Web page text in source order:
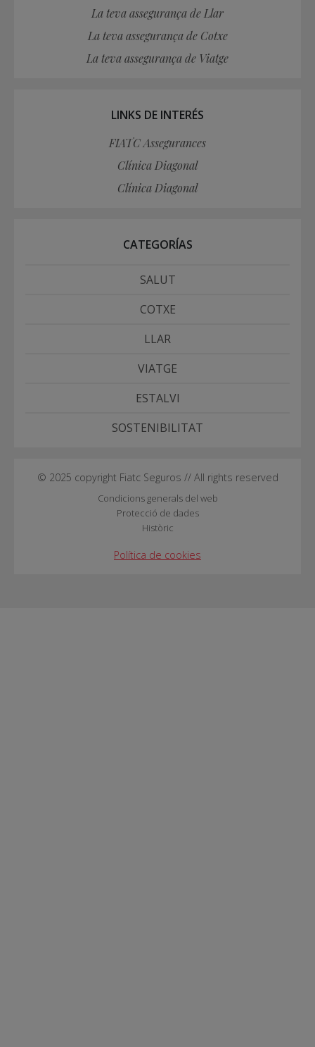
La teva assegurança de Llar
La teva assegurança de Cotxe
La teva assegurança de Viatge
LINKS DE INTERÉS
FIATC Assegurances
Clínica Diagonal
Clínica Diagonal
CATEGORÍAS
SALUT
COTXE
LLAR
VIATGE
ESTALVI
SOSTENIBILITAT
© 2025 copyright Fiatc Seguros // All rights reserved
Condicions generals del web
Protecció de dades
Històric
Política de cookies